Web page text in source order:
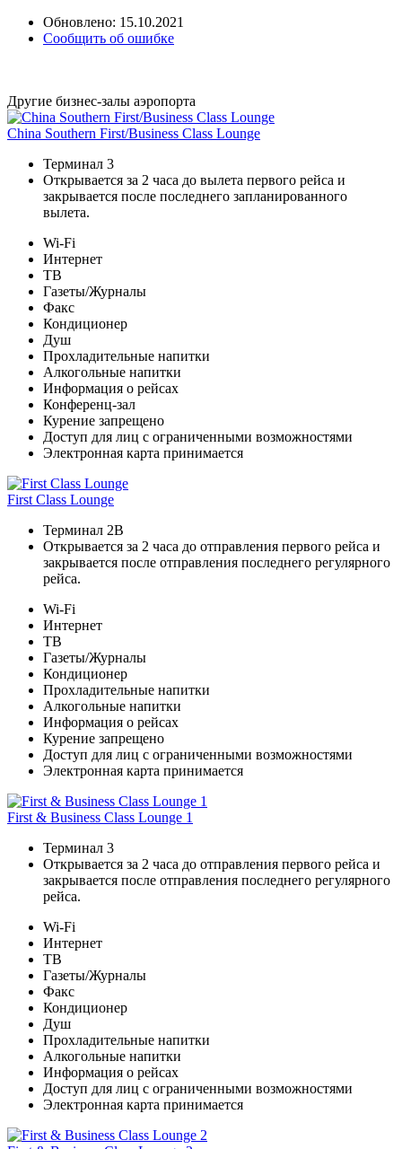
Обновлено: 15.10.2021
Сообщить об ошибке
Другие бизнес-залы аэропорта
China Southern First/Business Class Lounge
Терминал 3
Открывается за 2 часа до вылета первого рейса и
закрывается после последнего запланированного
вылета.
Wi-Fi
Интернет
ТВ
Газеты/Журналы
Факс
Кондиционер
Душ
Прохладительные напитки
Алкогольные напитки
Информация о рейсах
Конференц-зал
Курение запрещено
Доступ для лиц с ограниченными возможностями
Электронная карта принимается
First Class Lounge
Терминал 2B
Открывается за 2 часа до отправления первого рейса и
закрывается после отправления последнего регулярного
рейса.
Wi-Fi
Интернет
ТВ
Газеты/Журналы
Кондиционер
Прохладительные напитки
Алкогольные напитки
Информация о рейсах
Курение запрещено
Доступ для лиц с ограниченными возможностями
Электронная карта принимается
First & Business Class Lounge 1
Терминал 3
Открывается за 2 часа до отправления первого рейса и
закрывается после отправления последнего регулярного
рейса.
Wi-Fi
Интернет
ТВ
Газеты/Журналы
Факс
Кондиционер
Душ
Прохладительные напитки
Алкогольные напитки
Информация о рейсах
Доступ для лиц с ограниченными возможностями
Электронная карта принимается